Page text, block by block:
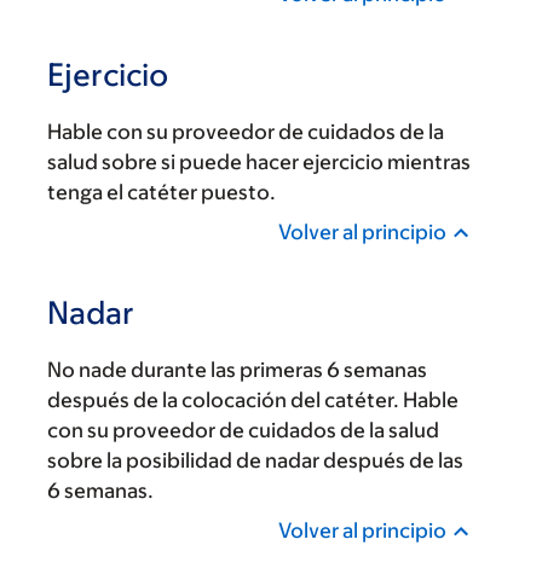
Ejercicio
Hable con su proveedor de cuidados de la
salud sobre si puede hacer ejercicio mientras
tenga el catéter puesto.
Volver al principio
Nadar
No nade durante las primeras 6 semanas
después de la colocación del catéter. Hable
con su proveedor de cuidados de la salud
sobre la posibilidad de nadar después de las
6 semanas.
Volver al principio